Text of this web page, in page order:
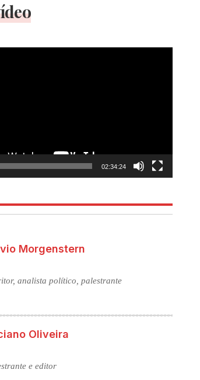
02:34:24
Morgenstern
analista político, palestrante
Oliveira
e editor